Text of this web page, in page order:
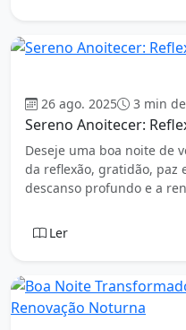
26 ago. 2025 3 min
Sereno Anoitecer:
Deseje uma boa noite de
da reflexão, gratidão,
descanso profundo e a
Ler